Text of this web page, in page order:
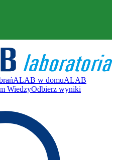
ALAB w domuALAB
WiedzyOdbierz wyniki